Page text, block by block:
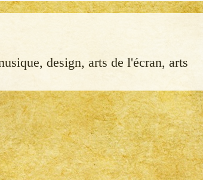
design, arts de l'écran, arts